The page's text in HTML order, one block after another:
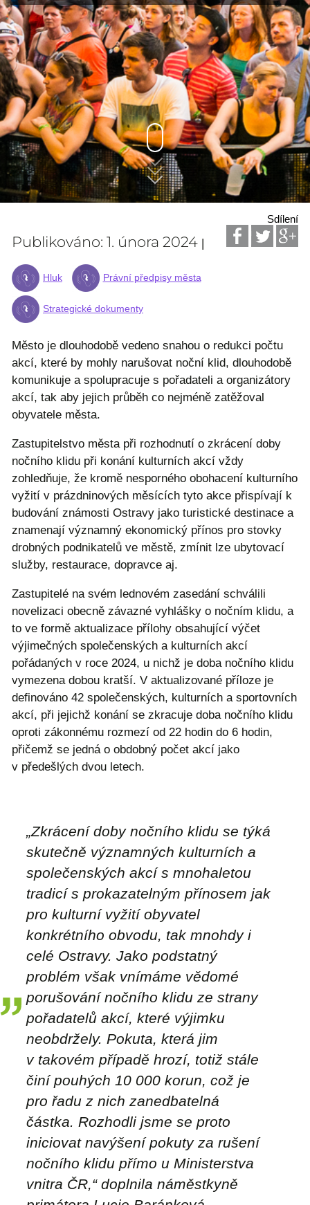
Sdílení
Publikováno: 1. února 2024 |
Hluk Právní předpisy města
Strategické dokumenty
Město je dlouhodobě vedeno snahou o redukci počtu
akcí, které by mohly narušovat noční klid, dlouhodobě
komunikuje a spolupracuje s pořadateli a organizátory
akcí, tak aby jejich průběh co nejméně zatěžoval
obyvatele města.
Zastupitelstvo města při rozhodnutí o zkrácení doby
nočního klidu při konání kulturních akcí vždy
zohledňuje, že kromě nesporného obohacení kulturního
vyžití v prázdninových měsících tyto akce přispívají k
budování známosti Ostravy jako turistické destinace a
znamenají významný ekonomický přínos pro stovky
drobných podnikatelů ve městě, zmínit lze ubytovací
služby, restaurace, dopravce aj.
Zastupitelé na svém lednovém zasedání schválili
novelizaci obecně závazné vyhlášky o nočním klidu, a
to ve formě aktualizace přílohy obsahující výčet
výjimečných společenských a kulturních akcí
pořádaných v roce 2024, u nichž je doba nočního klidu
vymezena dobou kratší. V aktualizované příloze je
definováno 42 společenských, kulturních a sportovních
akcí, při jejichž konání se zkracuje doba nočního klidu
oproti zákonnému rozmezí od 22 hodin do 6 hodin,
přičemž se jedná o obdobný počet akcí jako
v předešlých dvou letech.
„Zkrácenídoby nočního klidu se týká
skutečně významných kulturních a
společenských akcí s mnohaletou
tradicí s prokazatelným přínosem jak
pro kulturní vyžití obyvatel
konkrétního obvodu, tak mnohdy i
celé Ostravy. Jako podstatný
problém však vnímáme vědomé
porušování nočního klidu ze strany
pořadatelů akcí, které výjimku
neobdržely. Pokuta, která jim
v takovém případě hrozí, totiž stále
činí pouhých 10 000 korun, což je
pro řadu z nich zanedbatelná
částka. Rozhodli jsme se proto
iniciovat navýšení pokuty za rušení
nočního klidu přímo u Ministerstva
vnitra ČR,“doplnila náměstkyně